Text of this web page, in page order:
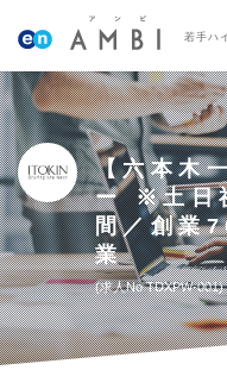
若手ハ
【六本木
ー ※土日
間／創業
業
求人No.TDXPW-001